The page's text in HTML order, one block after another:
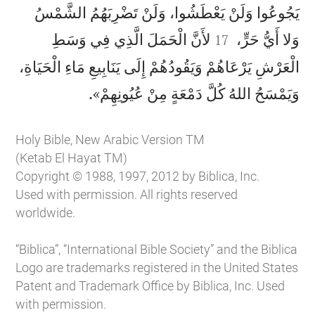
يَجُوعُوا وَلَنْ يَعْطَشُوا، وَلَنْ تَضْرِبَهُمُ الشَّمْسُ
وَلا أَيُّ حَرٍّ، 

17 لأَنَّ الْحَمَلَ الَّذِي فِي وَسَطِ
الْعَرْشِ يَرْعَاهُمْ وَيَقُودُهُمْ إِلَى يَنَابِيعِ مَاءِ الْحَيَاةِ،
وَيَمْسَحُ اللهُ كُلَّ دَمْعَةٍ مِنْ عُيُونِهِمْ».
Holy Bible, New Arabic Version TM
(Ketab El Hayat TM)
Copyright © 1988, 1997, 2012 by Biblica, Inc.
Used with permission. All rights reserved
worldwide.
“Biblica”, “International Bible Society” and the Biblica
Logo are trademarks registered in the United States
Patent and Trademark Office by Biblica, Inc. Used
with permission.